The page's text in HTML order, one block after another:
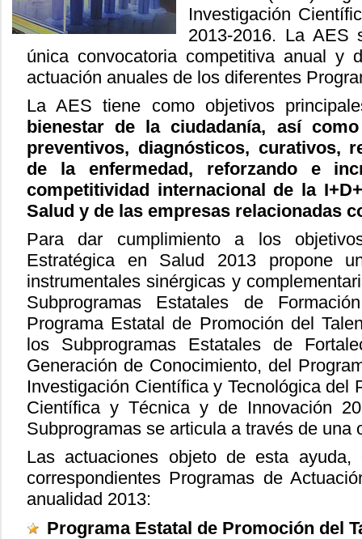
Investigación
2013-2016. La AES
única convocatoria competitiva anual y
actuación anuales de los diferentes
La AES tiene como objetivos
bienestar de la ciudadanía, así
preventivos, diagnósticos, curativos,
de la enfermedad, reforzando e
competitividad internacional de la
Salud y de las empresas relacionadas
Para dar cumplimiento a los
Estratégica en Salud 2013 propone
instrumentales sinérgicas y
Subprogramas Estatales de
Programa Estatal de Promoción del
los Subprogramas Estatales de
Generación de Conocimiento, del
Investigación Científica y Tecnológica del
Científica y Técnica y de Innovación
Subprogramas se articula a través de una
Las actuaciones objeto de esta
correspondientes Programas de
anualidad 2013:
Programa Estatal de Promoción del